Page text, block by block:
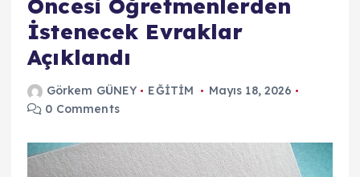
Öncesi Öğretmenlerden
İstenecek Evraklar
Açıklandı
Görkem GÜNEY EĞİTİM
Mayıs 18, 2026
0 Comments